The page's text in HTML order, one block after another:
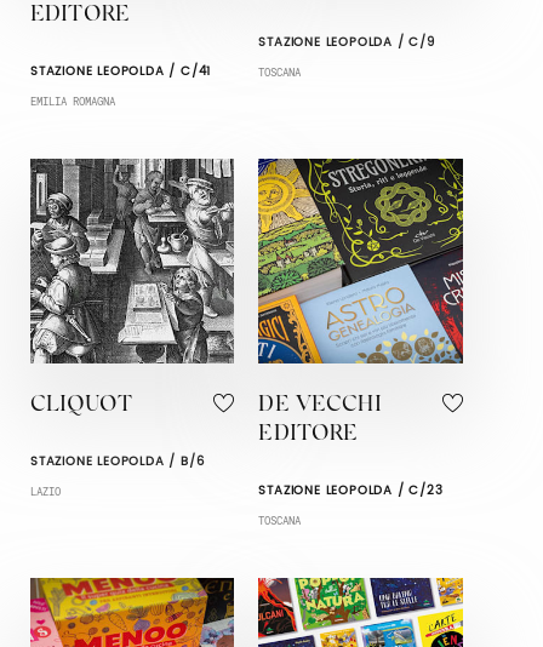
EDITORE
STAZIONE LEOPOLDA / C/41
EMILIA ROMAGNA
STAZIONE LEOPOLDA / C/9
TOSCANA
CLIQUOT
STAZIONE LEOPOLDA / B/6
LAZIO
DE VECCHI
EDITORE
STAZIONE LEOPOLDA / C/23
TOSCANA